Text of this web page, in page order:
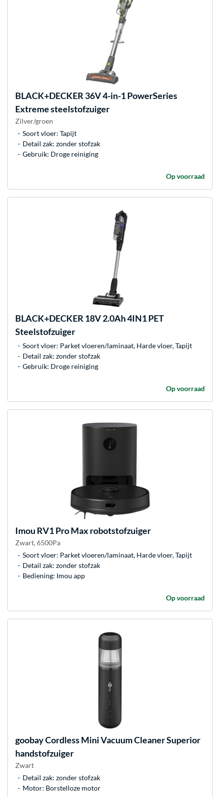
BLACK+DECKER 36V 4-in-1 PowerSeries
Extreme steelstofzuiger
Zilver/groen
Soort vloer: Tapijt
Detail zak: zonder stofzak
Gebruik: Droge reiniging
Op voorraad
BLACK+DECKER 18V 2.0Ah 4IN1 PET
Steelstofzuiger
Soort vloer: Parket vloeren/laminaat, Harde vloer, Tapijt
Detail zak: zonder stofzak
Gebruik: Droge reiniging
Op voorraad
Imou RV1 Pro Max robotstofzuiger
Zwart, 6500Pa
Soort vloer: Parket vloeren/laminaat, Harde vloer, Tapijt
Detail zak: zonder stofzak
Bediening: Imou app
Op voorraad
goobayCordless Mini Vacuum Cleaner Superior
handstofzuiger
Zwart
Detail zak: zonder stofzak
Motor: Borstelloze motor